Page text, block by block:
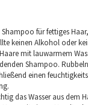
Shampoo für fettiges
keinen Alkohol oder
mit lauwarmem
Shampoo.
einen
das Wasser aus dem